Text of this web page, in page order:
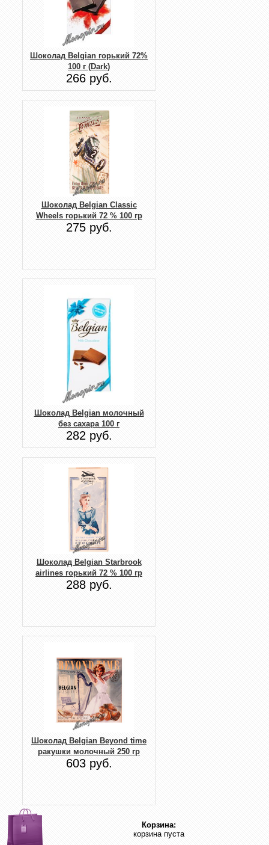
Шоколад Belgian горький 72%
100 г (Dark)
266 руб.
Шоколад Belgian Classic
Wheels горький 72 % 100 гр
275 руб.
Шоколад Belgian молочный
без сахара 100 г
282 руб.
Шоколад Belgian Starbrook
airlines горький 72 % 100 гр
288 руб.
Шоколад Belgian Beyond time
ракушки молочный 250 гр
603 руб.
Корзина:
корзина пуста